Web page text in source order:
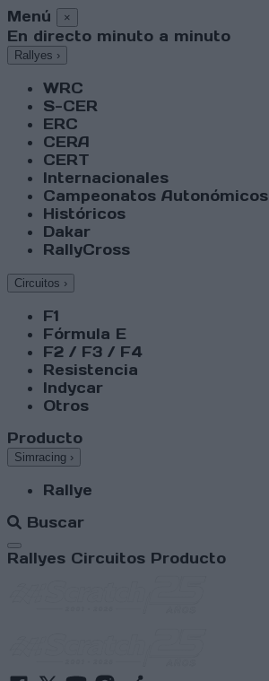
Menú ×
En directo minuto a minuto
Rallyes ›
WRC
S-CER
ERC
CERA
CERT
Internacionales
Campeonatos Autonómicos
Históricos
Dakar
RallyCross
Circuitos ›
F1
Fórmula E
F2 / F3 / F4
Resistencia
Indycar
Otros
Producto
Simracing ›
Rallye
Buscar
Abrir menú
Rallyes Circuitos Producto